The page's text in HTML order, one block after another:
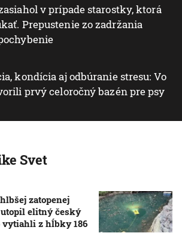
v prípade starostky, ktorá
Prepustenie zo zadržania
kondícia aj odbúranie stresu: Vo
prvý celoročný bazén pre psy
Svet
zatopenej
elitný český
vytiahli z hĺbky 186